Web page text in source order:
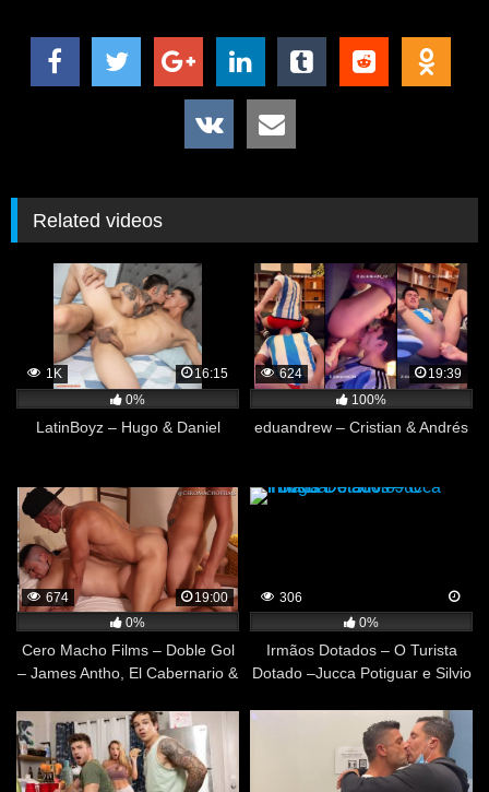
Related videos
1K
16:15
0%
LatinBoyz – Hugo & Daniel
624
19:39
100%
eduandrew – Cristian & Andrés
674
19:00
0%
Cero Macho Films – Doble Gol
– James Antho, El Cabernario &
306
0%
Irmãos Dotados – O Turista
Dotado –Jucca Potiguar e Silvio